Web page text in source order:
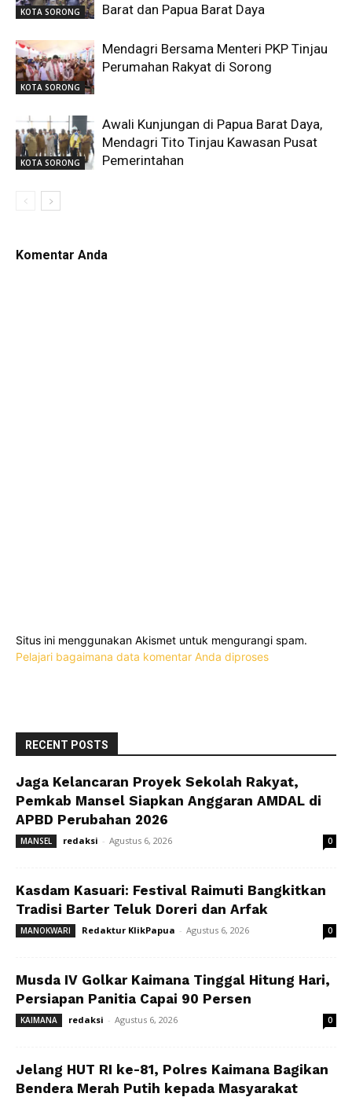
KOTA SORONG
Barat dan Papua Barat Daya
KOTA SORONG
Mendagri Bersama Menteri PKP Tinjau
Perumahan Rakyat di Sorong
KOTA SORONG
Awali Kunjungan di Papua Barat Daya,
Mendagri Tito Tinjau Kawasan Pusat
Pemerintahan
Komentar Anda
Situs ini menggunakan Akismet untuk mengurangi spam.
Pelajari bagaimana data komentar Anda diproses
RECENT POSTS
Jaga Kelancaran Proyek Sekolah Rakyat,
Pemkab Mansel Siapkan Anggaran AMDAL di
APBD Perubahan 2026
MANSEL redaksi - Agustus 6, 2026 0
Kasdam Kasuari: Festival Raimuti Bangkitkan
Tradisi Barter Teluk Doreri dan Arfak
MANOKWARI Redaktur KlikPapua - Agustus 6, 2026 0
Musda IV Golkar Kaimana Tinggal Hitung Hari,
Persiapan Panitia Capai 90 Persen
KAIMANA redaksi - Agustus 6, 2026 0
Jelang HUT RI ke-81, Polres Kaimana Bagikan
Bendera Merah Putih kepada Masyarakat